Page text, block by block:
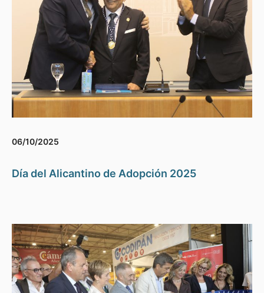
06/10/2025
Día del Alicantino de Adopción 2025